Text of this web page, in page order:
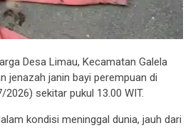
Desa Limau, Kecamatan Galela
jenazah janin bayi perempuan di
sekitar pukul 13.00 WIT.
kondisi meninggal dunia, jauh dari